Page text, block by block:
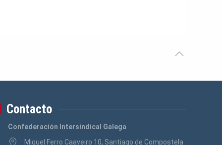
Contacto
Confederación Intersindical Galega
Miguel Ferro Caaveiro 10, Santiago de Compostela